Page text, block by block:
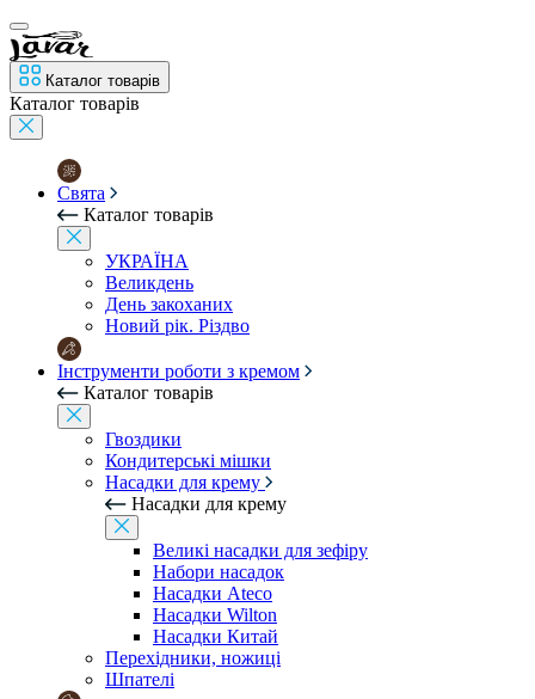
Каталог товарів
Каталог товарів
Свята
Каталог товарів
УКРАЇНА
Великдень
День закоханих
Новий рік. Різдво
Інструменти роботи з кремом
Каталог товарів
Гвоздики
Кондитерські мішки
Насадки для крему
Насадки для крему
Великі насадки для зефіру
Набори насадок
Насадки Ateco
Насадки Wilton
Насадки Китай
Перехідники, ножиці
Шпателі